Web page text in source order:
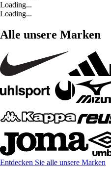
Loading...
Loading...
Alle unsere Marken
Entdecken Sie alle unsere Marken